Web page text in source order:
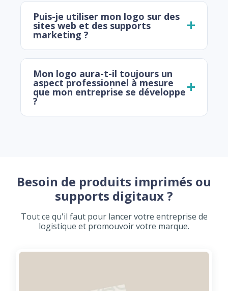
Puis-je utiliser mon logo sur des
sites web et des supports
marketing ?
Mon logo aura-t-il toujours un
aspect professionnel à mesure
que mon entreprise se développe
?
Besoin de produits imprimés ou
supports digitaux ?
Tout ce qu'il faut pour lancer votre entreprise de
logistique et promouvoir votre marque.